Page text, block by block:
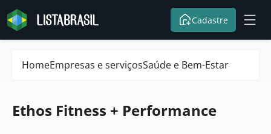
Cadastre
HomeEmpresas e serviçosSaúde e Bem-Estar
Ethos Fitness + Performance